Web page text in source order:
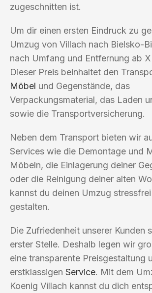
zugeschnitten ist.
Um dir einen ersten Eindruck zu
Umzug von Villach nach Bielsko-
nach Umfang und Entfernung ab
Dieser Preis beinhaltet den
Möbel und Gegenstände, das
Verpackungsmaterial, das Laden
sowie die Transportversicherung.
Neben dem Transport bieten wir
Services wie die Demontage und
Möbeln, die Einlagerung deiner
oder die Reinigung deiner alten
kannst du deinen Umzug
gestalten.
Die Zufriedenheit unserer Kunden
erster Stelle. Deshalb legen wir
eine transparente Preisgestaltung
erstklassigen Service. Mit dem
Koenig Villach kannst du dich